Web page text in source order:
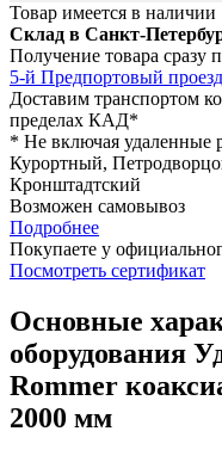
Товар имеется в наличии
Склад в Санкт-
Получение товара сразу
5-й Предпортовый
Доставим транспортом
пределах КАД*
* Не включая удаленные
Курортный,
Кронштадтский
Возможен самовывоз
Подробнее
Покупаете у
Посмотреть сертификат
Основные
оборудования
Rommer
2000 мм